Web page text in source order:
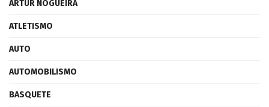
ARTUR NOGUEIRA
ATLETISMO
AUTO
AUTOMOBILISMO
BASQUETE